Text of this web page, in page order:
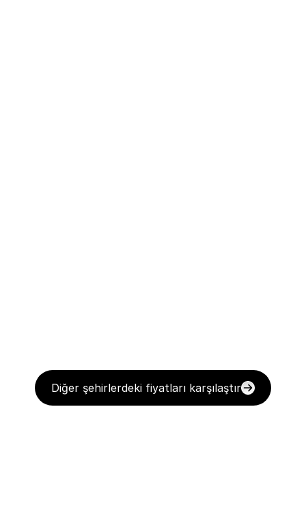
Diğer şehirlerdeki fiyatları karşılaştır